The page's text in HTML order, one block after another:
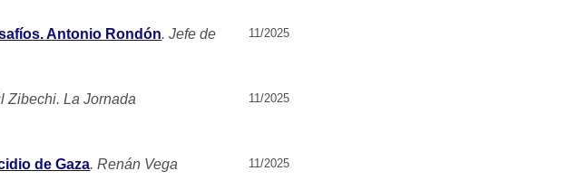
Antonio Rondón. Jefe de
11/2025
Zibechi. La Jornada 11/2025
de Gaza. Renán Vega
11/2025